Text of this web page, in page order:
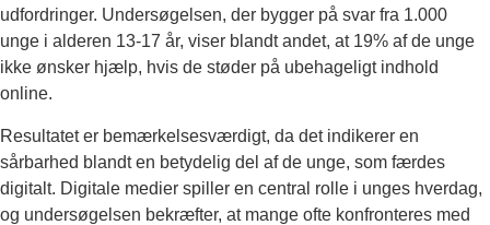
udfordringer. Undersøgelsen, der bygger på svar fra 1.000
unge i alderen 13-17 år, viser blandt andet, at 19% af de unge
ikke ønsker hjælp, hvis de støder på ubehageligt indhold
online.
Resultatet er bemærkelsesværdigt, da det indikerer en
sårbarhed blandt en betydelig del af de unge, som færdes
digitalt. Digitale medier spiller en central rolle i unges hverdag,
og undersøgelsen bekræfter, at mange ofte konfronteres med